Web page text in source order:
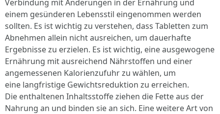
Verbindung mit Änderungen in der Ernährung und
einem gesünderen Lebensstil eingenommen werden
sollten. Es ist wichtig zu verstehen, dass Tabletten zum
Abnehmen allein nicht ausreichen, um dauerhafte
Ergebnisse zu erzielen. Es ist wichtig, eine ausgewogene
Ernährung mit ausreichend Nährstoffen und einer
angemessenen Kalorienzufuhr zu wählen, um
eine langfristige Gewichtsreduktion zu erreichen.
Die enthaltenen Inhaltsstoffe ziehen die Fette aus der
Nahrung an und binden sie an sich. Eine weitere Art von